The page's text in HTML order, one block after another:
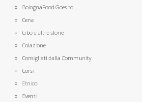
BolognaFood Goes to…
Cena
Cibo e altre storie
Colazione
Consigliati dalla Community
Corsi
Etnico
Eventi